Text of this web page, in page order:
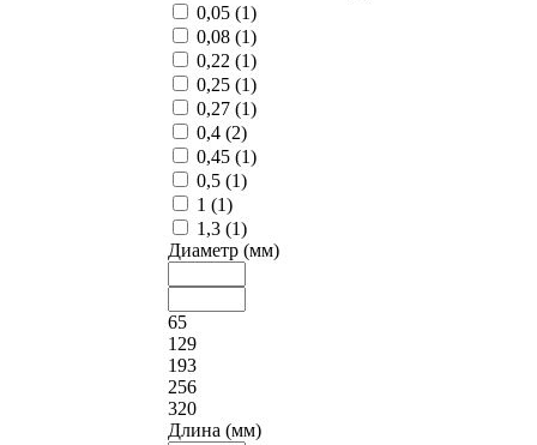
0,05 (1)
0,08 (1)
0,22 (1)
0,25 (1)
0,27 (1)
0,4 (2)
0,45 (1)
0,5 (1)
1 (1)
1,3 (1)
Диаметр (мм)
65
129
193
256
320
Длина (мм)